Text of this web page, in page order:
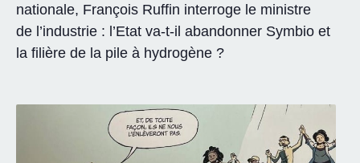
nationale, François Ruffin interroge le ministre
de l’industrie : l’Etat va-t-il abandonner Symbio et
la filière de la pile à hydrogène ?